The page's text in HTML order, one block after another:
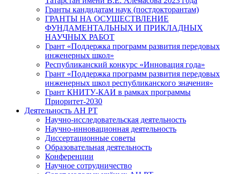
Гранты кандидатам наук (постдокторантам)
ГРАНТЫ НА ОСУЩЕСТВЛЕНИЕ
ФУНДАМЕНТАЛЬНЫХ И ПРИКЛАДНЫХ
НАУЧНЫХ РАБОТ
Грант «Поддержка программ развития передовых
инженерных школ»
Республиканский конкурс «Инновация года»
Грант «Поддержка программ развития передовых
инженерных школ республиканского значения»
Грант КНИТУ-КАИ в рамках программы
Приоритет-2030
Деятельность АН РТ
Научно-исследовательская деятельность
Научно-инновационная деятельность
Диссертационные советы
Образовательная деятельность
Конференции
Научное сотрудничество